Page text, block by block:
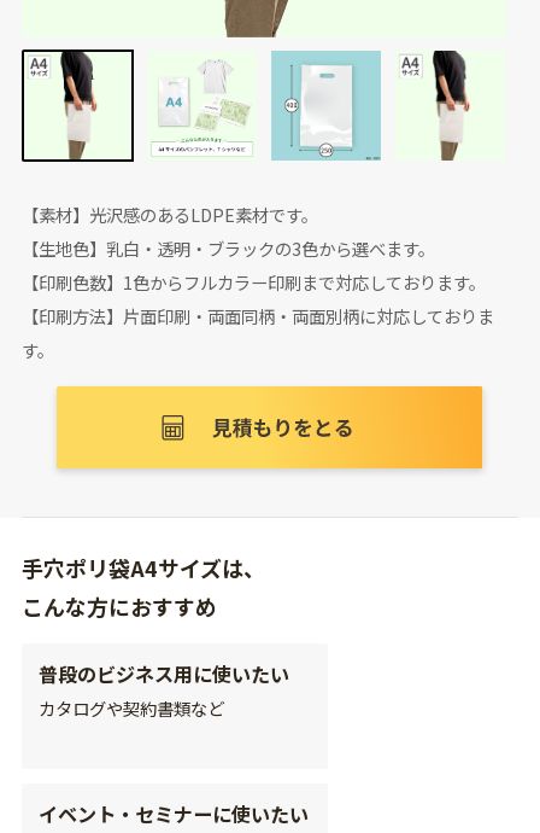
【素材】光沢感のあるLDPE素材です。
【生地色】乳白・透明・ブラックの3色から選べます。
【印刷色数】1色からフルカラー印刷まで対応しております。
【印刷方法】片面印刷・両面同柄・両面別柄に対応しておりま
す。
手穴ポリ袋A4サイズは、
こんな方におすすめ
普段のビジネス用に使いたい
カタログや契約書類など
イベント・セミナーに使いたい